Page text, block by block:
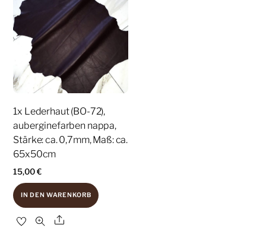
1x Lederhaut (BO-72),
auberginefarben nappa,
Stärke: ca. 0,7mm, Maß: ca.
65x50cm
15,00€
IN DEN WARENKORB
Share